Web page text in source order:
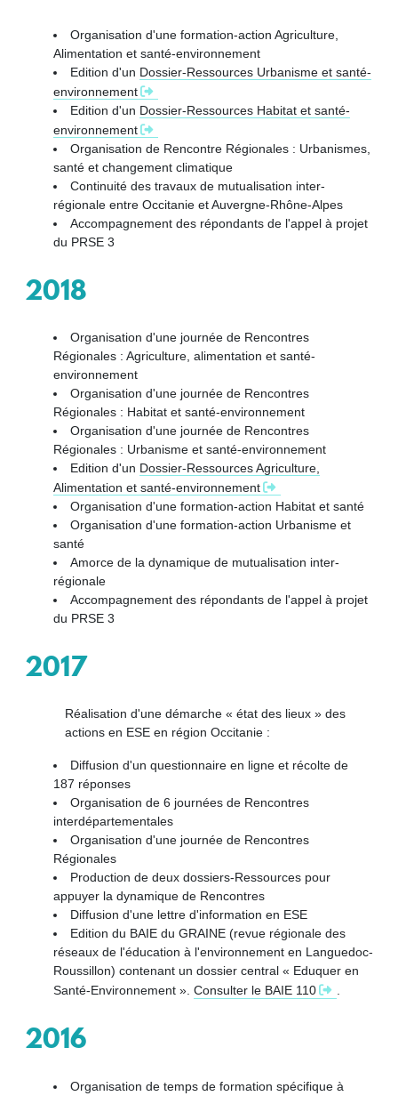
Organisation d'une formation-action Agriculture,
Alimentation et santé-environnement
Edition d'un Dossier-Ressources Urbanisme et santé-
environnement
Edition d'un Dossier-Ressources Habitat et santé-
environnement
Organisation de Rencontre Régionales : Urbanismes,
santé et changement climatique
Continuité des travaux de mutualisation inter-
régionale entre Occitanie et Auvergne-Rhône-Alpes
Accompagnement des répondants de l'appel à projet
du PRSE 3
2018
Organisation d'une journée de Rencontres
Régionales : Agriculture, alimentation et santé-
environnement
Organisation d'une journée de Rencontres
Régionales : Habitat et santé-environnement
Organisation d'une journée de Rencontres
Régionales : Urbanisme et santé-environnement
Edition d'un Dossier-Ressources Agriculture,
Alimentation et santé-environnement
Organisation d'une formation-action Habitat et santé
Organisation d'une formation-action Urbanisme et
santé
Amorce de la dynamique de mutualisation inter-
régionale
Accompagnement des répondants de l'appel à projet
du PRSE 3
2017
Réalisation d'une démarche « état des lieux » des
actions en ESE en région Occitanie :
Diffusion d'un questionnaire en ligne et récolte de
187 réponses
Organisation de 6 journées de Rencontres
interdépartementales
Organisation d'une journée de Rencontres
Régionales
Production de deux dossiers-Ressources pour
appuyer la dynamique de Rencontres
Diffusion d'une lettre d'information en ESE
Edition du BAIE du GRAINE (revue régionale des
réseaux de l'éducation à l'environnement en Languedoc-
Roussillon) contenant un dossier central « Eduquer en
Santé-Environnement ». Consulter le BAIE 110 .
2016
Organisation de temps de formation spécifique à